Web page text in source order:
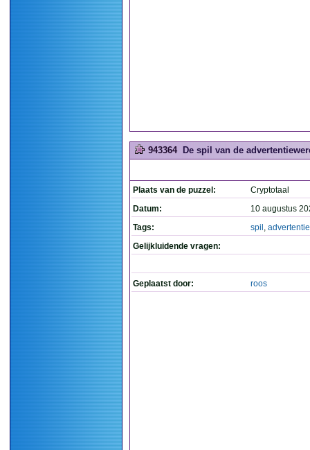
943364 De spil van de
Plaats van de puzzel:
Cryptotaal
Datum:
10 augustus
Tags:
spil ,
Gelijkluidende vragen:
Geplaatst door: roos